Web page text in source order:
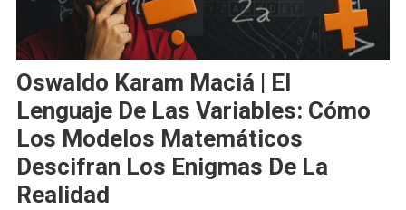
Oswaldo Karam Maciá | El
Lenguaje De Las Variables: Cómo
Los Modelos Matemáticos
Descifran Los Enigmas De La
Realidad